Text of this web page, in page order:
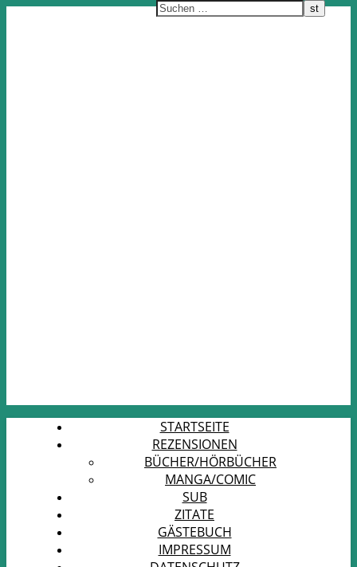
STARTSEITE
REZENSIONEN
BÜCHER/HÖRBÜCHER
MANGA/COMIC
SUB
ZITATE
GÄSTEBUCH
IMPRESSUM